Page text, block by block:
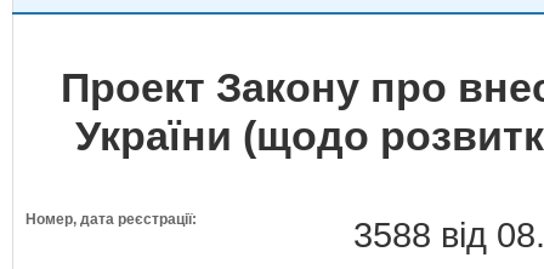
Проект Закону про
України (щодо
Номер, дата реєстрації: 3588 від